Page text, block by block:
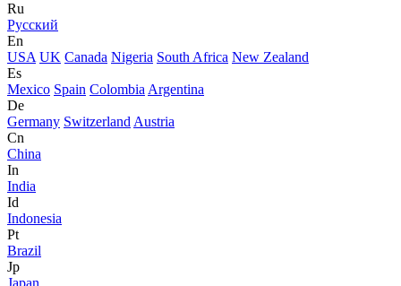
Ru
Русский
En
USA UK Canada Nigeria South Africa New Zealand
Es
Mexico Spain Colombia Argentina
De
Germany Switzerland Austria
Cn
China
In
India
Id
Indonesia
Pt
Brazil
Jp
Japan